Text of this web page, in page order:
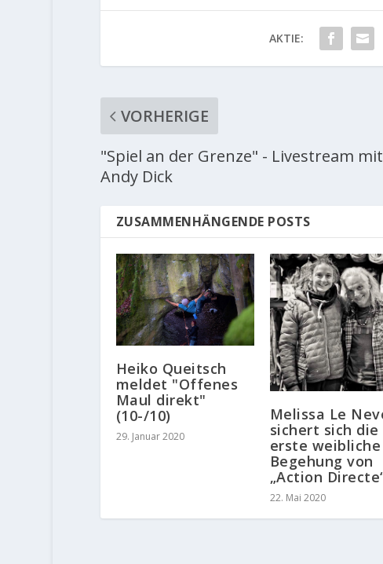
AKTIE:
VORHERIGE
"Spiel an der Grenze" - Livestream mit
Andy Dick
ZUSAMMENHÄNGENDE POSTS
Heiko Queitsch
meldet "Offenes
Maul direkt"
(10-/10)
29. Januar 2020
Melissa Le
sichert sich die
erste weibliche
Begehung von
„Action
22. Mai 2020